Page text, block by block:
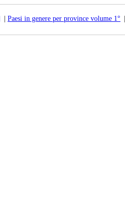
Paesi in genere per province volume 1°